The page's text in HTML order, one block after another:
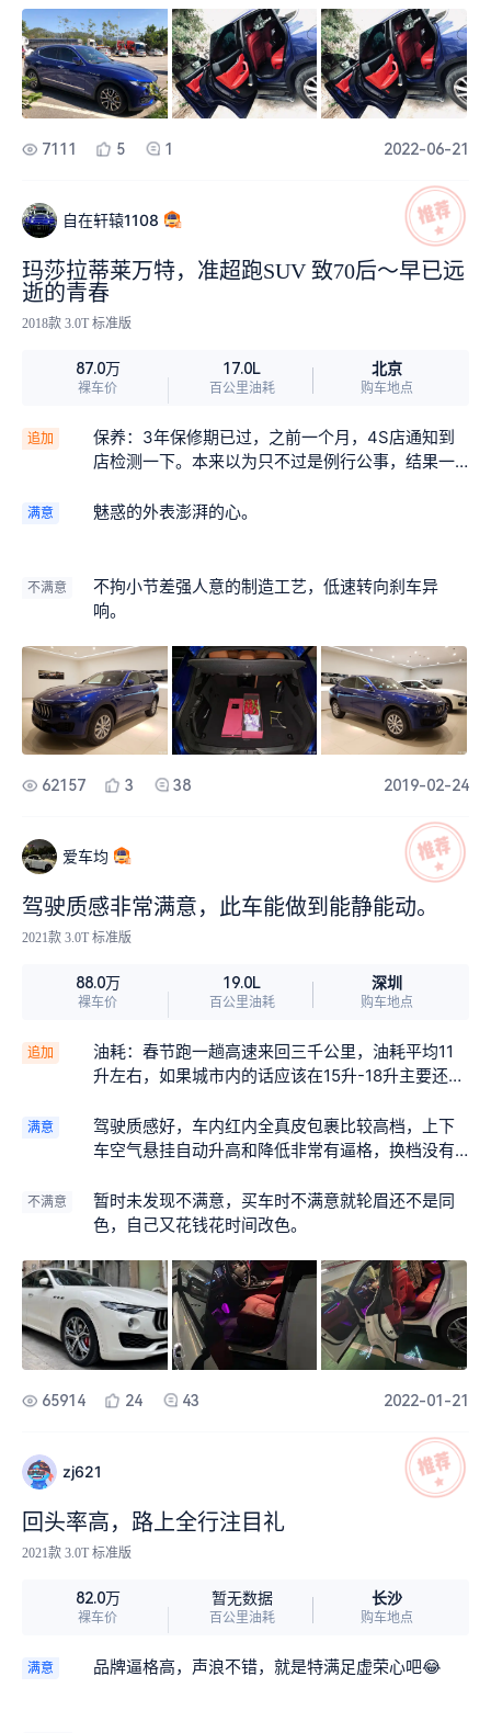
用的图片都是之前随手拍的，还望大家见谅!）
方。
7111 5 1 2022-06-21
自在轩辕1108
玛莎拉蒂莱万特，准超跑SUV 致70后～早已远
逝的青春
2018款 3.0T 标准版
87.0万
裸车价
17.0L
百公里油耗
北京
购车地点
追加
保养：3年保修期已过，之前一个月，4S店通知到
店检测一下。本来以为只不过是例行公事，结果一
油，2是中控手套箱钢琴漆面板部分有非正常的磨
几天。大约过了一周，通知到店取车。效率还好，
看了一下拆下来的配件（忘记拍照了，诸位看客可
个问题都属于无伤大雅的小毛病。1、进气管表面上
的油污并不严重，也不知道来源。2、面板上的磨损
属于制造专配时的公差，新版本应该改正了、3、后
摄像头我其实一直没感觉有问题，更换以后也没感
觉有明显变化，不知更换摄像头组件，而是直接更
换了后箱盖的一部分。总结这3年以来的使用感受还
是挺好的，没出过任何算得上毛病的情况。是一辆
彻底解决了莱万特冬季转向克莱曼角问题。我在车
辆行驶了将近一年（不到2万公里）时更换了21吋轮
毂和P ZERO玛莎拉蒂专用胎，至今2年时间，检测
时发现已经快要换胎了，实际跑了也刚刚2万多公
里，这让我非常意外，这两年正好赶上新冠疫情流
乎都没跑过，倍耐力又是出了名的耐用，没想到竟
然如此短命？后来上网查了一下这款轮胎的耐磨指
数好像是180，几乎是最低的一档了，难怪这么脆
弱。无奈上京东找找有啥替换的，发现国产朝阳轮
胎价格几乎是倍耐力的一半，耐磨指数也高很多，
到或者超越洋品牌，抱着试试看的心态（既然已经
生产出了这种高性能跑车轮胎，一定是已经具备了
步到位。到我发稿时已经跑了1千多公里，我的感受
是除了胎噪有些许增加外，一切正常。胎噪对于豪
华轿车的驾乘感受是会有所影响，但对于SUV，特
别是玛莎拉蒂莱万特来讲，是微乎其微的，毕竟还
有排气声浪给打底呢。另外一个“副作用”就是我开头
讲的，玛莎拉蒂特有的克莱曼角问题，竟然无意间
消失了！！！！！！！！！！！！！玛莎车友们都
挠人又无奈的砰砰跳动声，而朝阳轮胎竟然就这么
满意 魅惑的外表澎湃的心。
不满意
不拘小节差强人意的制造工艺，低速转向刹车异
响。
62157 3 38 2019-02-24
爱车均
驾驶质感非常满意，此车能做到能静能动。
2021款 3.0T 标准版
88.0万
裸车价
19.0L
百公里油耗
深圳
购车地点
追加
油耗：春节跑一趟高速来回三千公里，油耗平均11
升左右，如果城市内的话应该在15升-18升主要还是
给力，速度超130后空气悬挂自动降低，带来的风阻
更小车身更加稳定，悬挂过坑感觉很高级没有多余
车时车辆不会被货车前面的气流影响方向，这可能
跟流线型的车身有关，我前辆车开的时候经过大货
辆车不会，还有油门比较跟脚踩多少有多少深踩急
加速超车不拖泥带水一气呵成，变道车身稳定性
好，原厂刹车系统挺好的，感觉对刹车很有信心，
不会出现刹不住的情况，还有就是玛莎拉蒂特有的
运动排气咆哮声非常好听，特别是急加速的那一
刻，总结下来这款车很全面，做为车主非常满意。
满意
驾驶质感好，车内红内全真皮包裹比较高档，上下
车空气悬挂自动升高和降低非常有逼格，换档没有
不小容易操控车身，虽然车身5米长但是驾驶起来没
有大车的感觉非常轻巧，加速有力，特别是运动排
不满意
暂时未发现不满意，买车时不满意就轮眉还不是同
色，自己又花钱花时间改色。
65914 24 43 2022-01-21
zj621
回头率高，路上全行注目礼
2021款 3.0T 标准版
82.0万
裸车价
暂无数据
百公里油耗
长沙
购车地点
满意 品牌逼格高，声浪不错，就是特满足虚荣心吧😂